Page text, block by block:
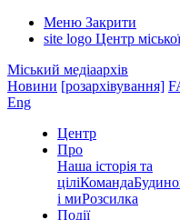
Меню Закрити
site logo Центр міської
Міський медіаархів
Новини [розархівування]
Eng
Центр
Про
Наша історія та
ціліКоманда
і миРозсилка
Події